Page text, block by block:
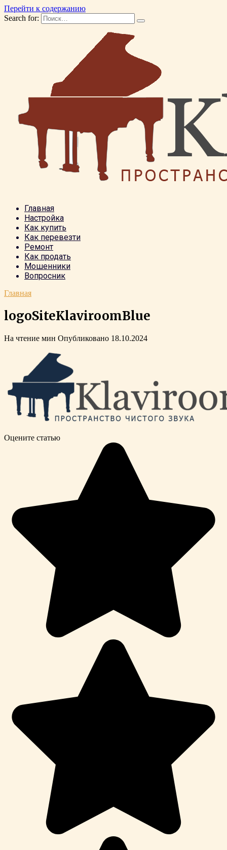
Перейти к содержанию
Search for:
Главная
Настройка
Как купить
Как перевезти
Ремонт
Как продать
Мошенники
Вопросник
Главная
logoSiteKlaviroomBlue
На чтение мин Опубликовано 18.10.2024
Оцените статью